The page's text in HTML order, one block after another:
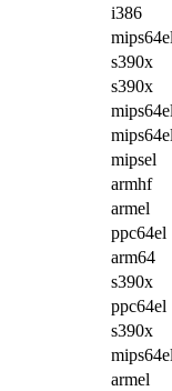
i386
s390x
s390x
mipsel
armhf
armel
ppc64el
arm64
s390x
ppc64el
s390x
armel